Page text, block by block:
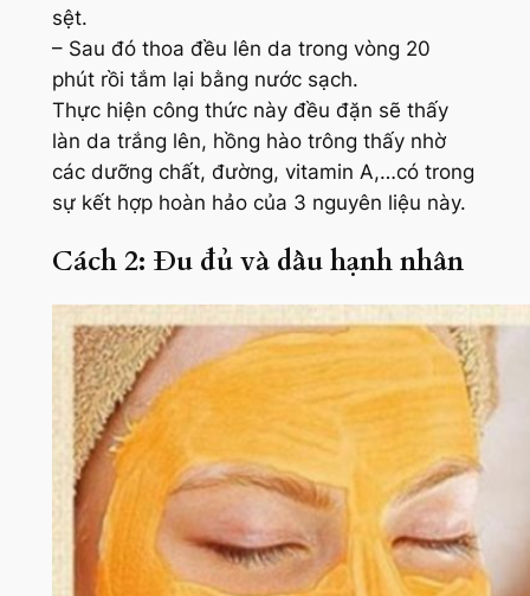
sệt.
– Sau đó thoa đều lên da trong vòng 20
phút rồi tắm lại bằng nước sạch.
Thực hiện công thức này đều đặn sẽ thấy
làn da trắng lên, hồng hào trông thấy nhờ
các dưỡng chất, đường, vitamin A,…có trong
sự kết hợp hoàn hảo của 3 nguyên liệu này.
Cách 2: Đu đủ và dầu hạnh nhân